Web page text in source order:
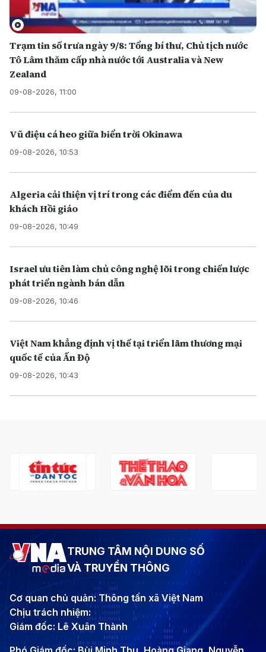
Trạm tin số trưa ngày 9/8: Tổng bí thư, Chủ tịch nước
Tô Lâm thăm cấp nhà nước tới Australia và New
Zealand
09-08-2026, 11:00
Vũ điệu cá heo giữa biển trời Okinawa
09-08-2026, 10:53
Algeria cải thiện vị trí trong các điểm đến của du
khách Hồi giáo
09-08-2026, 10:49
Israel ưu tiên làm chủ công nghệ lõi trong chiến lược
phát triển ngành bán dẫn
09-08-2026, 10:46
Việt Nam khẳng định vị thế tại triển lãm thương mại
quốc tế của Ấn Độ
09-08-2026, 10:43
TRUNG TÂM NỘI DUNG SỐ
VÀ TRUYỀN THÔNG
Cơ quan chủ quản: Thông tấn xã Việt Nam
Chịu trách nhiệm:
Giám đốc: Lê Xuân Thành